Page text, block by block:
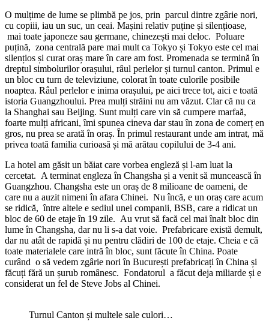
O mulțime de lume se plimbă pe jos, prin parcul dintre zgârie nori,
cu copiii, iau un suc, un ceai. Mașini relativ puține și silențioase,
mai toate japoneze sau germane, chinezești mai deloc. Poluare
puțină, zona centrală pare mai mult ca Tokyo și Tokyo este cel mai
silențios și curat oraș mare în care am fost. Promenada se termină în
dreptul simbolurilor orașului, râul perlelor și turnul canton. Primul e
un bloc cu turn de televiziune, colorat în toate culorile posibile
noaptea. Râul perlelor e inima orașului, pe aici trece tot, aici e toată
istoria Guangzhoului. Prea mulți străini nu am văzut. Clar că nu ca
la Shanghai sau Beijing. Sunt mulți care vin să cumpere marfaă,
foarte mulți africani, îmi spunea cineva dar stau în zona de comerț en
gros, nu prea se arată în oraș. În primul restaurant unde am intrat, mă
privea toată familia curioasă și mă arătau copilului de 3-4 ani.
La hotel am găsit un băiat care vorbea engleză și l-am luat la
cercetat. A terminat engleza în Changsha și a venit să muncească în
Guangzhou. Changsha este un oraș de 8 milioane de oameni, de
care nu a auzit nimeni în afara Chinei. Nu încă, e un oraș care acum
se ridică, între altele e sediul unei companii, BSB, care a ridicat un
bloc de 60 de etaje în 19 zile. Au vrut să facă cel mai înalt bloc din
lume în Changsha, dar nu li s-a dat voie. Prefabricare există demult,
dar nu atât de rapidă și nu pentru clădiri de 100 de etaje. Cheia e că
toate materialele care intră în bloc, sunt făcute în China. Poate
curând o să vedem zgârie nori în București prefabricați în China și
făcuți fără un șurub românesc. Fondatorul a făcut deja miliarde și e
considerat un fel de Steve Jobs al Chinei.
Turnul Canton și multele sale culori…